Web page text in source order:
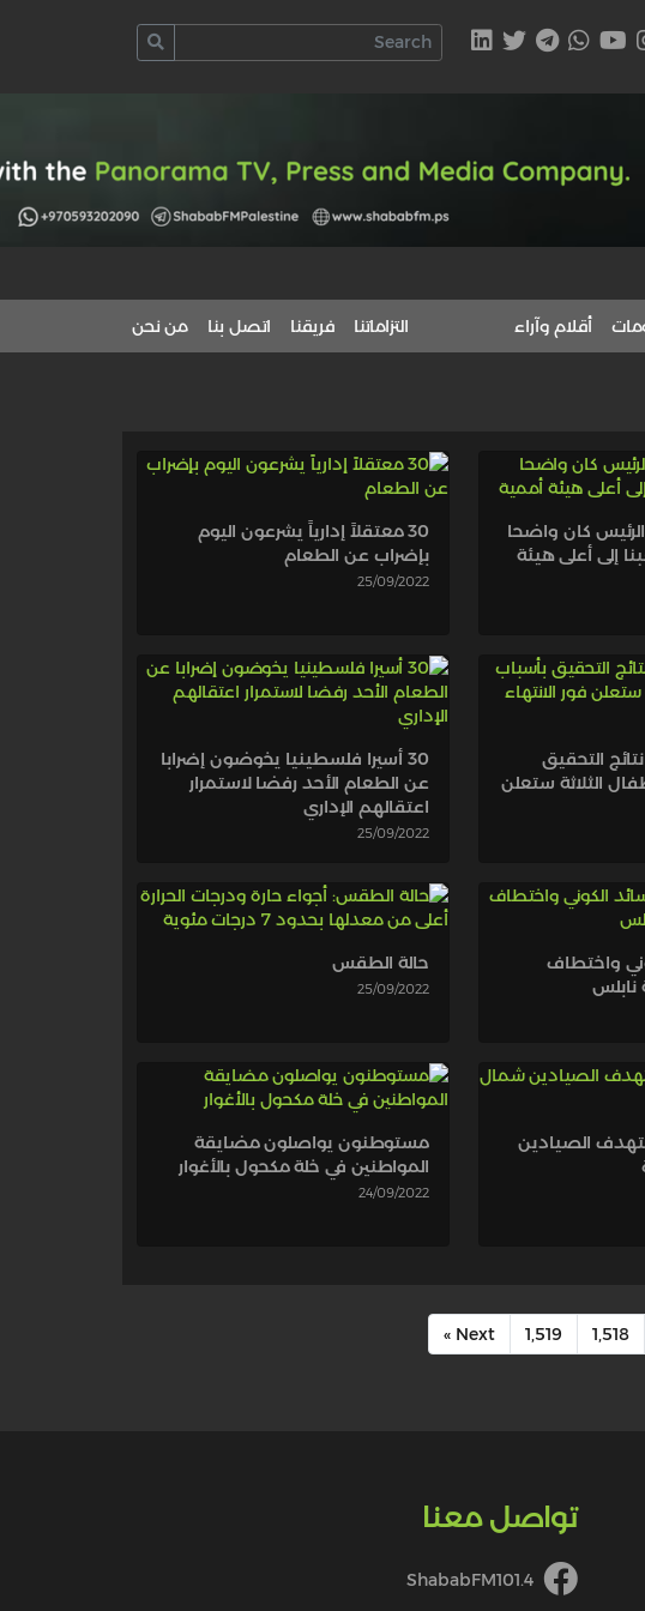
أقلام وآراء التزاماتنا فريقنا اتصل بنا من نحن
كان واضحا
إلى أعلى هيئة
30 معتقلاً إدارياً يشرعون اليوم
بإضراب عن الطعام
25/09/2022
التحقيق
الثلاثة ستعلن
30 أسيرا فلسطينيا يخوضون إضرابا
عن الطعام الأحد رفضا لاستمرار
اعتقالهم الإداري
25/09/2022
واختطاف
نابلس
حالة الطقس
25/09/2022
الصيادين
مستوطنون يواصلون مضايقة
المواطنين في خلة مكحول بالأغوار
24/09/2022
1٬518 1٬519 Next »
تواصل معنا
ShababFM101.4